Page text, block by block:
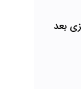
بعد